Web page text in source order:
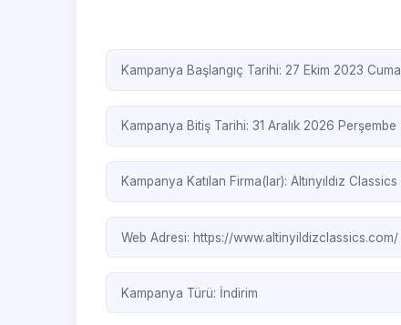
Kampanya Başlangıç Tarihi: 27 Ekim 2023 Cuma
Kampanya Bitiş Tarihi: 31 Aralık 2026 Perşembe
Kampanya Katılan Firma(lar): Altınyıldız Classics
Web Adresi: https://www.altinyildizclassics.com/
Kampanya Türü: İndirim